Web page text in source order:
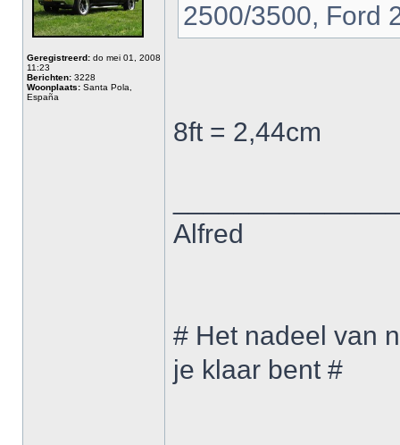
Geregistreerd: do mei 01, 2008
11:23
Berichten: 3228
Woonplaats: Santa Pola,
España
2500/3500, Ford
8ft = 2,44cm
Alfred
# Het nadeel van
je klaar bent #